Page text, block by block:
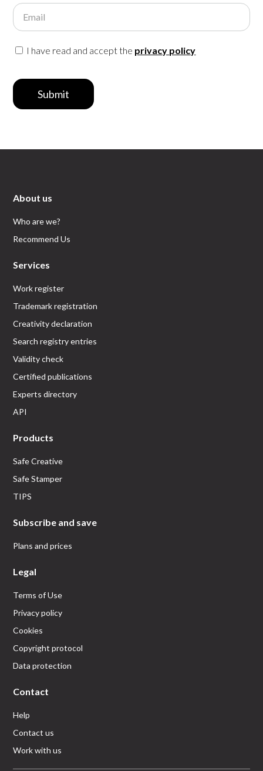
Email
I have read and accept the privacy policy
Submit
About us
Who are we?
Recommend Us
Services
Work register
Trademark registration
Creativity declaration
Search registry entries
Validity check
Certified publications
Experts directory
API
Products
Safe Creative
Safe Stamper
TIPS
Subscribe and save
Plans and prices
Legal
Terms of Use
Privacy policy
Cookies
Copyright protocol
Data protection
Contact
Help
Contact us
Work with us